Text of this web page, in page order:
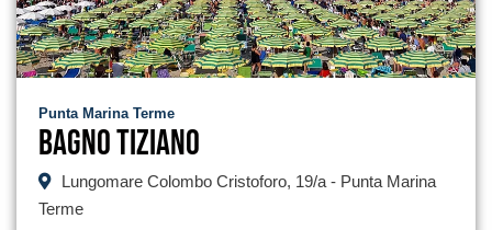
Punta Marina Terme
Bagno Tiziano
Lungomare Colombo Cristoforo, 19/a - Punta Marina
Terme